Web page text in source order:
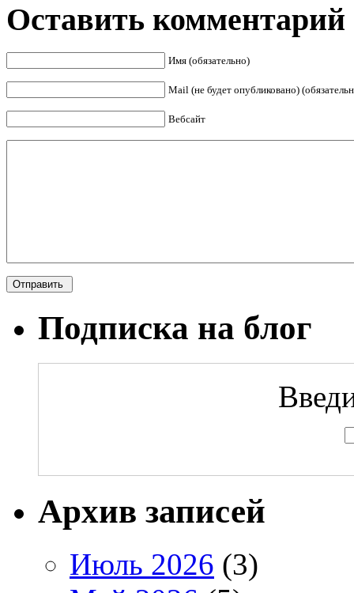
Оставить комментарий
Имя (обязательно)
Mail (не будет опубликовано)
Вебсайт
Подписка на блог
Архив записей
Июль 2026 (3)